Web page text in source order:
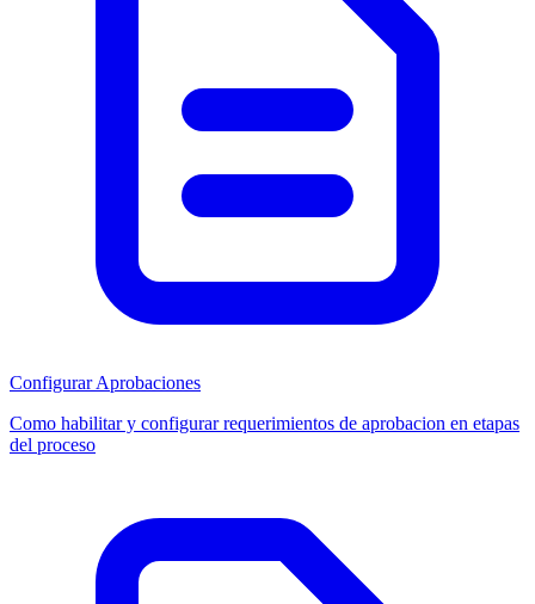
Configurar Aprobaciones
Como habilitar y configurar requerimientos de aprobacion en etapas
del proceso